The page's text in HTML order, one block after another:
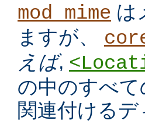
mod_mime は
ますが、
えば,
の中のすべ
関連付ける